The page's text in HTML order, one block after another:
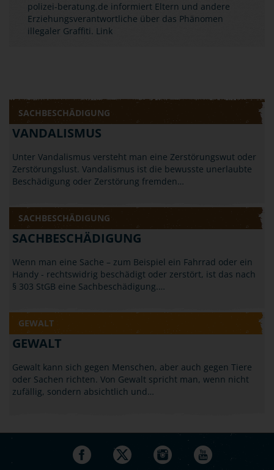
polizei-beratung.de informiert Eltern und andere
Erziehungsverantwortliche über das Phänomen
illegaler Graffiti. Link
SACHBESCHÄDIGUNG
VANDALISMUS
Unter Vandalismus versteht man eine Zerstörungswut oder
Zerstörungslust. Vandalismus ist die bewusste unerlaubte
Beschädigung oder Zerstörung fremden…
SACHBESCHÄDIGUNG
SACHBESCHÄDIGUNG
Wenn man eine Sache – zum Beispiel ein Fahrrad oder ein
Handy - rechtswidrig beschädigt oder zerstört, ist das nach
§ 303 StGB eine Sachbeschädigung.…
GEWALT
GEWALT
Gewalt kann sich gegen Menschen, aber auch gegen Tiere
oder Sachen richten. Von Gewalt spricht man, wenn nicht
zufällig, sondern absichtlich und…